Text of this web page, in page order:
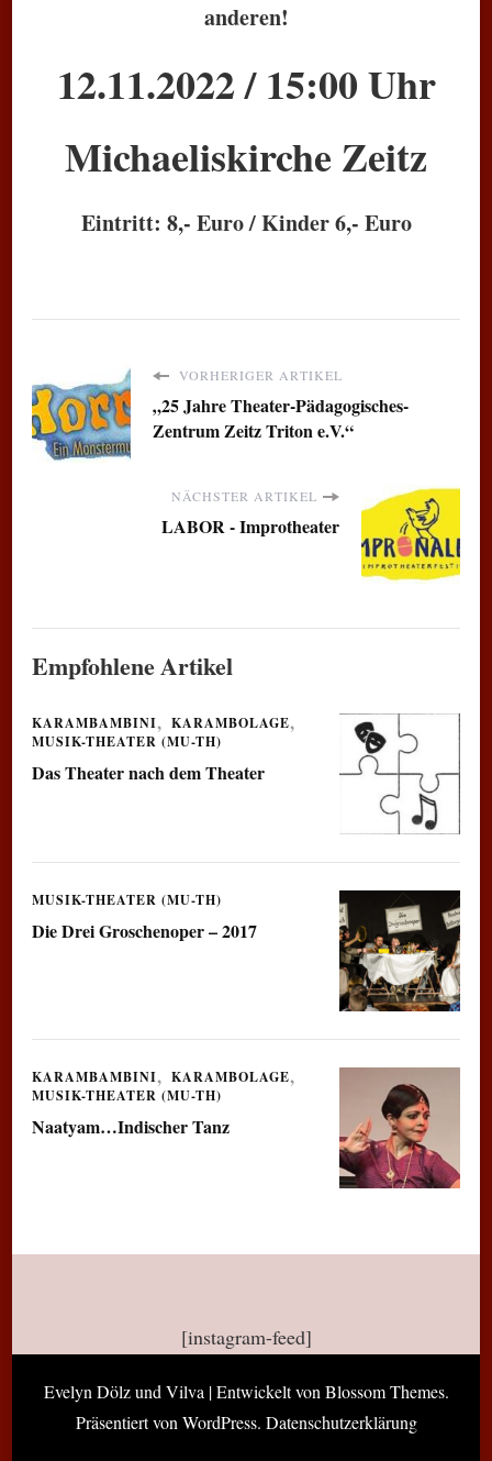
anderen!
12.11.2022 / 15:00 Uhr
Michaeliskirche Zeitz
Eintritt: 8,- Euro / Kinder 6,- Euro
VORHERIGER ARTIKEL
„25 Jahre Theater-Pädagogisches-
Zentrum Zeitz Triton e.V.“
NÄCHSTER ARTIKEL
LABOR - Improtheater
Empfohlene Artikel
KARAMBAMBINI
KARAMBOLAGE
MUSIK-THEATER (MU-TH)
Das Theater nach dem Theater
MUSIK-THEATER (MU-TH)
Die Drei Groschenoper – 2017
KARAMBAMBINI
KARAMBOLAGE
MUSIK-THEATER (MU-TH)
Naatyam…Indischer Tanz
[instagram-feed]
Evelyn Dölz undVilva | Entwickelt vonBlossom Themes.
Präsentiert vonWordPress. Datenschutzerklärung